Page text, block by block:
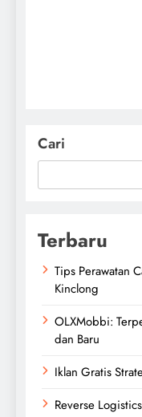
Cari
Terbaru
Tips Perawatan
Kinclong
OLXMobbi:
dan Baru
Iklan Gratis
Reverse